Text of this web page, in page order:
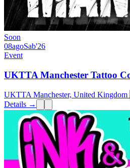
Soon
08agoSab'26
Event
UKTTA Manchester Tattoo
UKTTA Manchester, United
Details →